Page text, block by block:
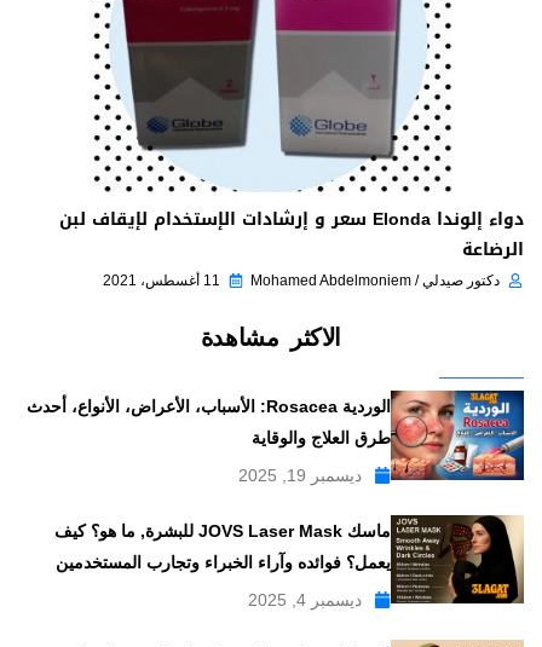
دواء إلوندا Elonda سعر و إرشادات الإستخدام لإيقاف لبن
الرضاعة
دكتور صيدلي / Mohamed Abdelmoniem 11 أغسطس، 2021
الاكثر مشاهدة
الوردية Rosacea: الأسباب، الأعراض، الأنواع، أحدث
طرق العلاج والوقاية
ديسمبر 19, 2025
ماسك JOVS Laser Mask للبشرة, ما هو؟ كيف
يعمل؟ فوائده وآراء الخبراء وتجارب المستخدمين
ديسمبر 4, 2025